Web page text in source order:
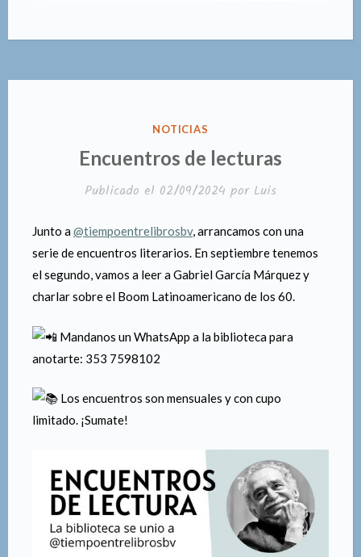
PUBLICADO
NOTICIAS
Encuentros de lecturas
Publicado el 02/09/2024 por Luis
Junto a@tiempoentrelibrosbv, arrancamos con una
serie de encuentros literarios. En septiembre tenemos
el segundo, vamos a leer a Gabriel García Márquez y
charlar sobre el Boom Latinoamericano de los 60.
Mandanos un WhatsApp a la biblioteca para
anotarte: 353 7598102
Los encuentros son mensuales y con cupo
limitado. ¡Sumate!